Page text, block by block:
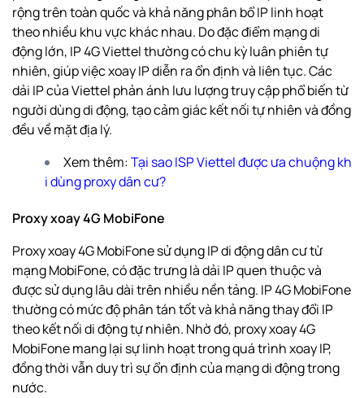
rộng trên toàn quốc và khả năng phân bổ IP linh hoạt
theo nhiều khu vực khác nhau. Do đặc điểm mạng di
động lớn, IP 4G Viettel thường có chu kỳ luân phiên tự
nhiên, giúp việc xoay IP diễn ra ổn định và liên tục. Các
dải IP của Viettel phản ánh lưu lượng truy cập phổ biến từ
người dùng di động, tạo cảm giác kết nối tự nhiên và đồng
đều về mặt địa lý.
Xem thêm:Tại sao ISP Viettel được ưa chuộng kh
i dùng proxy dân cư?
Proxy xoay 4G MobiFone
Proxy xoay 4G MobiFone sử dụng IP di động dân cư từ
mạng MobiFone, có đặc trưng là dải IP quen thuộc và
được sử dụng lâu dài trên nhiều nền tảng. IP 4G MobiFone
thường có mức độ phân tán tốt và khả năng thay đổi IP
theo kết nối di động tự nhiên. Nhờ đó, proxy xoay 4G
MobiFone mang lại sự linh hoạt trong quá trình xoay IP,
đồng thời vẫn duy trì sự ổn định của mạng di động trong
nước.